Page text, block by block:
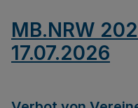
MB.NRW
17.07.2026